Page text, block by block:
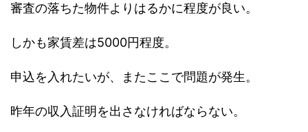
審査の落ちた物件よりはるかに程度が良い。
しかも家賃差は5000円程度。
申込を入れたいが、またここで問題が発生。
昨年の収入証明を出さなければならない。